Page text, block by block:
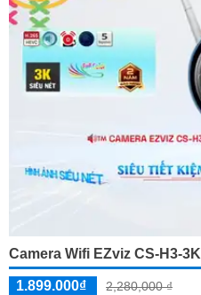
Camera Wifi EZviz CS-H3-3K
1.899.000₫ 2,280,000 ₫